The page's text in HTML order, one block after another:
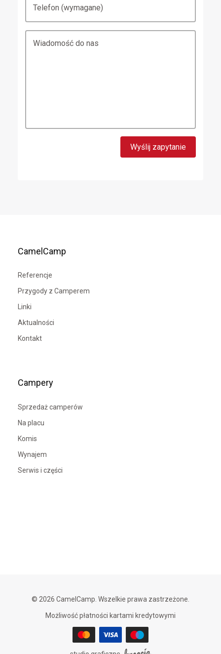
Telefon (wymagane)
Wiadomość do nas
CamelCamp
Referencje
Przygody z Camperem
Linki
Aktualności
Kontakt
Campery
Sprzedaż camperów
Na placu
Komis
Wynajem
Serwis i części
© 2026 CamelCamp. Wszelkie prawa zastrzeżone.
Możliwość płatności kartami kredytowymi